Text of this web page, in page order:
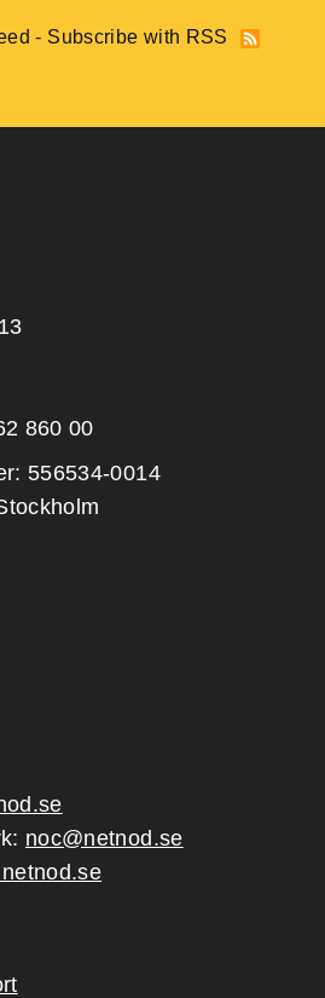
- Subscribe with RSS
860 00
556534-0014
noc@netnod.se